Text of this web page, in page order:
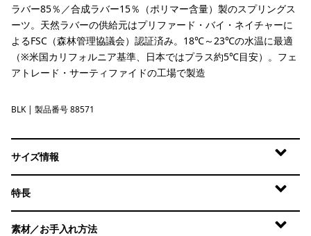
ラバー85％／合成ラバー15％（ポリマー含量）製のスプリングス
ーツ。天然ラバーの供給元はプリファード・バイ・ネイチャーに
よるFSC（森林管理協議会）認証済み。18℃～23℃の水温に最適
（※米国カリフォルニア基準、日本ではプラス約5℃目安）。フェ
アトレード・サーティファイドの工場で製造
Black
BLK | 製品番号 88571
サイズ情報
特長
素材／お手入れ方法